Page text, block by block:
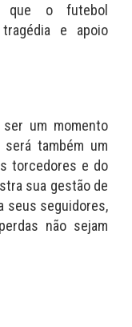
que o futebol
e apoio
um momento
também um
torcedores e do
sua gestão de
seus seguidores,
não sejam